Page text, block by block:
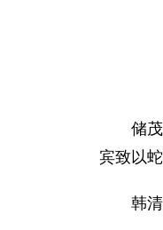
储
宾致以
韩